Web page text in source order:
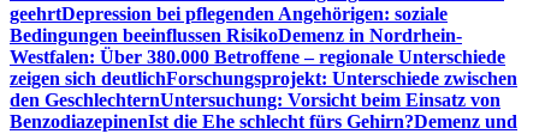
geehrtDepression bei pflegenden Angehörigen: soziale
Bedingungen beeinflussen RisikoDemenz in Nordrhein-
Westfalen: Über 380.000 Betroffene – regionale Unterschiede
zeigen sich deutlichForschungsprojekt: Unterschiede zwischen
den GeschlechternUntersuchung: Vorsicht beim Einsatz von
BenzodiazepinenIst die Ehe schlecht fürs Gehirn?Demenz und